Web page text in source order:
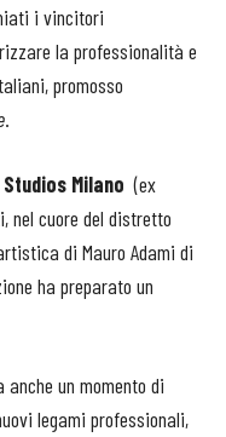
i vincitori
la professionalità e
promosso
.
Studios Milano (ex
nel cuore del distretto
di Mauro Adami di
ha preparato un
un momento di
legami professionali,